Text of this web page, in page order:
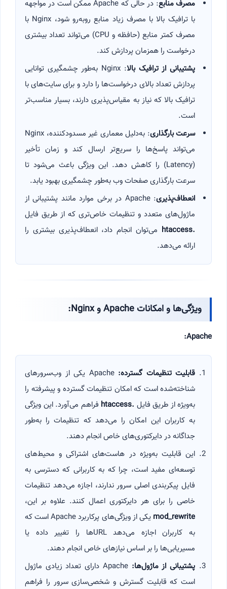
مصرف منابع
: در حالی که Apache ممکن است در مواجهه
با ترافیک بالا با مصرف زیاد منابع روبه‌رو شود، Nginx با
مصرف کمتر منابع (حافظه و CPU) می‌تواند تعداد بیشتری
درخواست را همزمان پردازش کند.
پشتیبانی از ترافیک بالا
: Nginx به‌طور چشمگیری توانایی
پردازش تعداد بالای درخواست‌ها را دارد و برای سایت‌های با
ترافیک بالا که نیاز به مقیاس‌پذیری دارند، بسیار مناسب‌تر
است.
سرعت بارگذاری
: به‌دلیل معماری غیر مسدودکننده، Nginx
می‌تواند پاسخ‌ها را سریع‌تر ارسال کند و زمان تأخیر
(Latency) را کاهش دهد. این ویژگی باعث می‌شود تا
سرعت بارگذاری صفحات وب به‌طور چشمگیری بهبود یابد.
انعطاف‌پذیری
: Apache در برخی موارد مانند پشتیبانی از
ماژول‌های متعدد و تنظیمات خاص‌تری که از طریق فایل
.htaccess
می‌توان انجام داد، انعطاف‌پذیری بیشتری را
ارائه می‌دهد.
ویژگی‌ها و امکانات وNginx:
Apache:
قابلیت تنظیمات گسترده:
Apache یکی از وب‌سرورهای
شناخته‌شده است که امکان تنظیمات گسترده و پیشرفته را
به‌ویژه از طریق فایل .htaccess
فراهم می‌آورد. این ویژگی
به کاربران این امکان را می‌دهد که تنظیمات را به‌طور
جداگانه در دایرکتوری‌های خاص انجام دهند.
این قابلیت به‌ویژه در هاست‌های اشتراکی و محیط‌های
توسعه‌ای مفید است، چرا که به کاربرانی که دسترسی به
فایل پیکربندی اصلی سرور ندارند، اجازه می‌دهد تنظیمات
خاصی را برای هر دایرکتوری اعمال کنند. علاوه بر این،
mod_rewrite
یکی از ویژگی‌های پرکاربرد Apache است که
به کاربران اجازه می‌دهد URLها را تغییر داده یا
مسیریابی‌ها را بر اساس نیازهای خاص انجام دهند.
پشتیبانی از ماژول‌ها:
Apache دارای تعداد زیادی ماژول
است که قابلیت گسترش و شخصی‌سازی سرور را فراهم